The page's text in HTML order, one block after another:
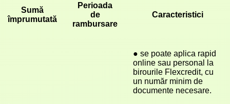
Sumă
împrumutată
Perioada
de
rambursare
Caracteristici
● se poate aplica rapid
online sau personal la
birourile Flexcredit, cu
un număr minim de
documente necesare.